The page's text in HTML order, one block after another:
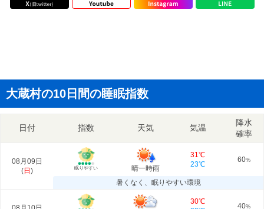
大蔵村の10日間の睡眠指数
日付 指数 天気 気温
降水
確率
08月09日
(日 ) 眠りやすい 晴一時雨
31℃
23℃
60%
暑くなく、眠りやすい環境
30℃
40%